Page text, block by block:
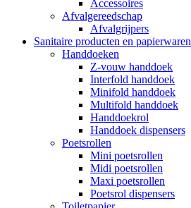
Accessoires
Afvalgereedschap
Afvalgrijpers
Sanitaire producten en papierwaren
Handdoeken
Z-vouw handdoek
Interfold handdoek
Minifold handdoek
Multifold handdoek
Handdoekrol
Handdoek dispensers
Poetsrollen
Mini poetsrollen
Midi poetsrollen
Maxi poetsrollen
Poetsrol dispensers